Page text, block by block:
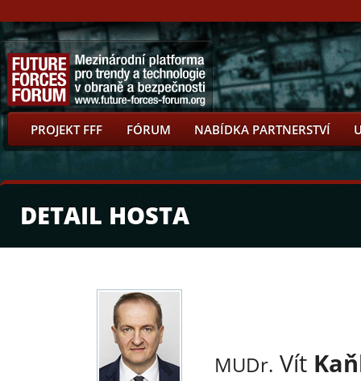
PROJEKT FFF FÓRUM NABÍDKA PARTNERSTVÍ
DETAIL HOSTA
MUDr. Vít